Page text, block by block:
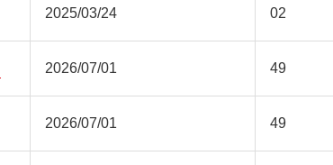
2025/03/24 02
2026/07/01 49
2026/07/01 49